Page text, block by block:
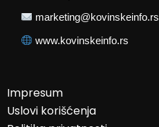
marketing@kovinskeinfo.rs
www.kovinskeinfo.rs
Impresum
Uslovi korišćenja